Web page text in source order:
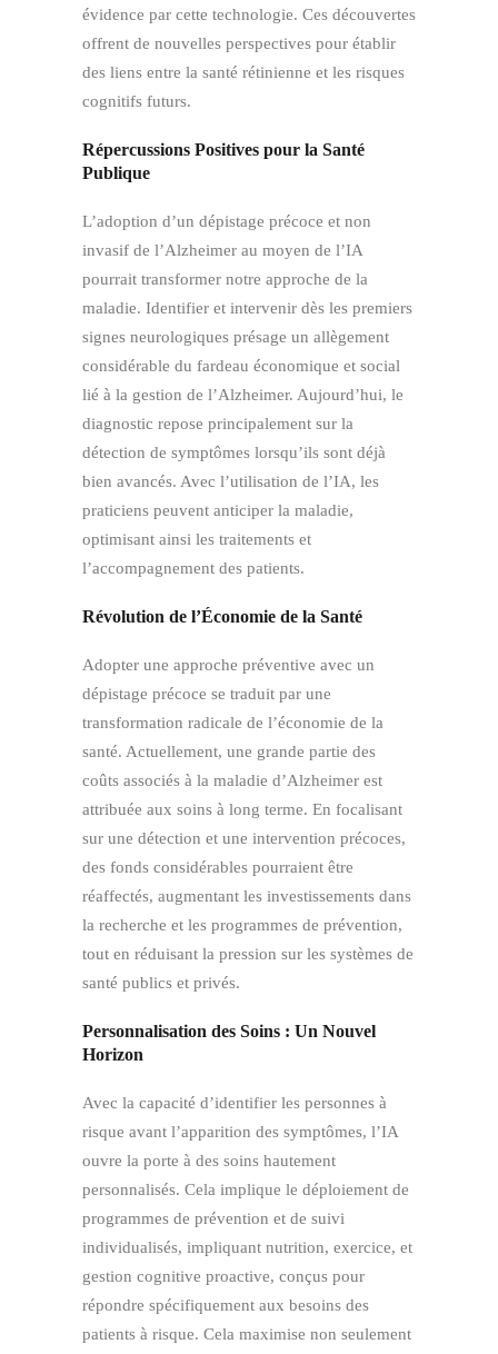
évidence par cette technologie. Ces découvertes
offrent de nouvelles perspectives pour établir
des liens entre la santé rétinienne et les risques
cognitifs futurs.
Répercussions Positives pour la Santé
Publique
L’adoption d’un dépistage précoce et non
invasif de l’Alzheimer au moyen de l’IA
pourrait transformer notre approche de la
maladie. Identifier et intervenir dès les premiers
signes neurologiques présage un allègement
considérable du fardeau économique et social
lié à la gestion de l’Alzheimer. Aujourd’hui, le
diagnostic repose principalement sur la
détection de symptômes lorsqu’ils sont déjà
bien avancés. Avec l’utilisation de l’IA, les
praticiens peuvent anticiper la maladie,
optimisant ainsi les traitements et
l’accompagnement des patients.
Révolution de l’Économie de la Santé
Adopter une approche préventive avec un
dépistage précoce se traduit par une
transformation radicale de l’économie de la
santé. Actuellement, une grande partie des
coûts associés à la maladie d’Alzheimer est
attribuée aux soins à long terme. En focalisant
sur une détection et une intervention précoces,
des fonds considérables pourraient être
réaffectés, augmentant les investissements dans
la recherche et les programmes de prévention,
tout en réduisant la pression sur les systèmes de
santé publics et privés.
Personnalisation des Soins : Un Nouvel
Horizon
Avec la capacité d’identifier les personnes à
risque avant l’apparition des symptômes, l’IA
ouvre la porte à des soins hautement
personnalisés. Cela implique le déploiement de
programmes de prévention et de suivi
individualisés, impliquant nutrition, exercice, et
gestion cognitive proactive, conçus pour
répondre spécifiquement aux besoins des
patients à risque. Cela maximise non seulement